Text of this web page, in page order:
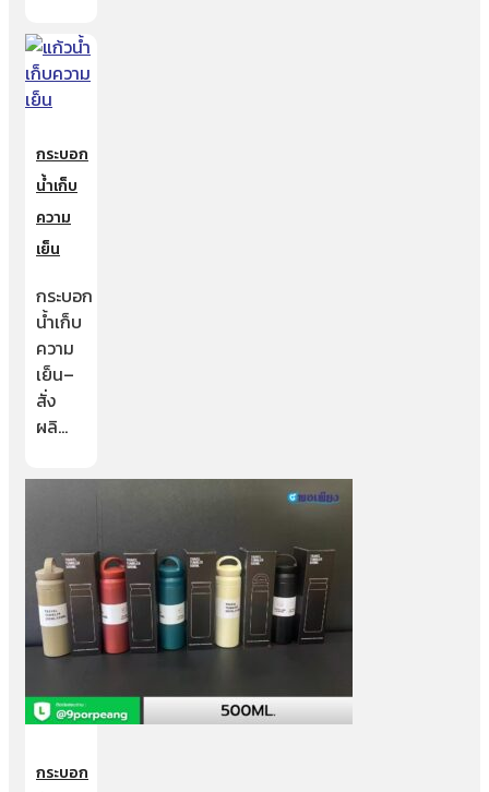
กระบอก
น้ำเก็บ
ความ
เย็น
กระบอก
น้ำเก็บ
ความ
เย็น–
สั่ง
ผลิ…
กระบอก